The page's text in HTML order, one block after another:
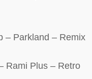
– Parkland – Remix
Rami Plus – Retro